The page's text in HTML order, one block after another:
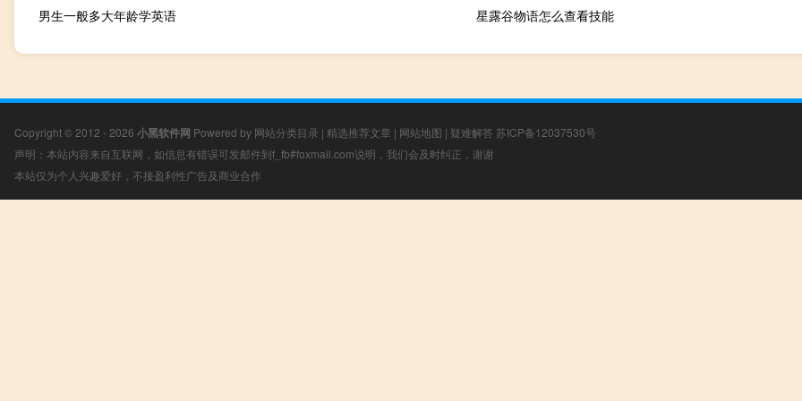
男生一般多大年龄学英语 星露谷物语怎么查看技能
Copyright © 2012 - 2026 小黑软件网 Powered by 网站分类目录 | 精选推荐文章 | 网站地图 | 疑难解答 苏ICP备12037530号
声明：本站内容来自互联网，如信息有错误可发邮件到f_fb#foxmail.com说明，我们会及时纠正，谢谢
本站仅为个人兴趣爱好，不接盈利性广告及商业合作